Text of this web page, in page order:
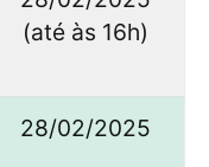
(até às 16h)
28/02/2025